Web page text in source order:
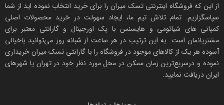
از این که فروشگاه اینترنتیتسک میران را برای خرید انتخاب نموده اید از شما
سپاسگزاریم. تمام تلاش تیم ما، ایجاد سهولت در خرید محصولات اصلی
کمپانی های شیائومی و هایسنس با پک اورجینال وگارانتی معتبر برای
مشتریانمان است. به این ترتیب در هر ساعت از شبانه روز می‌توانید باخیالی
آسوده هر یک از کالاهای موجود در فروشگاه را با گارانتی تسک میرانخریداری
نموده و درسریع‌ترین زمان ممکن در محل مورد نظر خود در تهران یا شهرهای
ایران دریافت نمایید.